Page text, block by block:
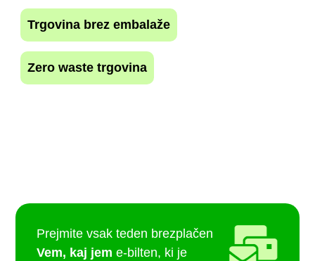
Trgovina brez embalaže
Zero waste trgovina
Prejmite vsak teden brezplačen
Vem, kaj jem e-bilten, ki je